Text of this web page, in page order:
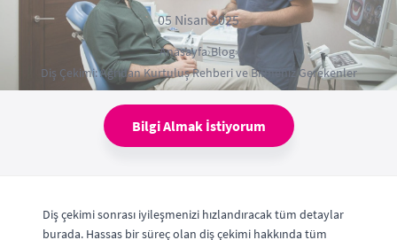
05 Nisan 2025
Anasayfa›Blog›
Diş Çekimi: Ağrıdan Kurtuluş Rehberi ve Bilmeniz Gerekenler
Bilgi Almak İstiyorum
Diş çekimi sonrası iyileşmenizi hızlandıracak tüm detaylar
burada. Hassas bir süreç olan diş çekimi hakkında tüm